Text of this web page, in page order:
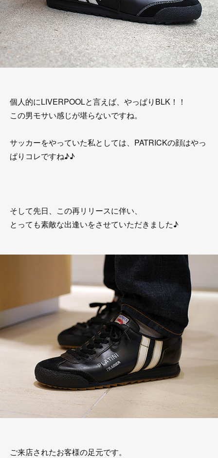
個人的にLIVERPOOLと言えば、やっぱりBLK！！
この男モサい感じが堪らないですね。
サッカーをやっていた私としては、PATRICKの顔はやっ
ぱりコレですね♪♪
そして先日、この再リリースに伴い、
とっても素敵な出逢いをさせていただきました♪
ご来店されたお客様の足元です。